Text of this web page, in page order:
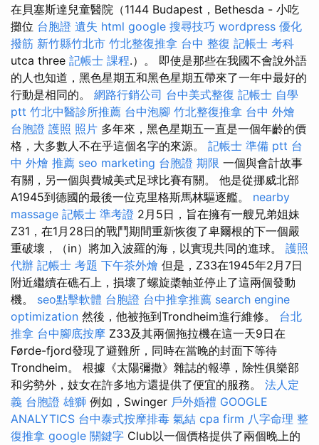
在貝塞斯達兒童醫院（1144 Budapest，Bethesda - 小吃
攤位 台胞證 遺失 html google 搜尋技巧 wordpress 優化
撥筋 新竹縣竹北市 竹北整復推拿 台中 整復 記帳士 考科
utca three 記帳士 課程.）。 即使是那些在我國不會說外語
的人也知道，黑色星期五和黑色星期五帶來了一年中最好的
行動是相同的。 網路行銷公司 台中美式整復 記帳士 自學
ptt 竹北中醫診所推薦 台中泡腳 竹北整復推拿 台中 外燴
台胞證 護照 照片 多年來，黑色星期五一直是一個年齡的價
格，大多數人不在乎這個名字的來源。 記帳士 準備 ptt 台
中 外燴 推薦 seo marketing 台胞證 期限 一個與​​會計故事
有關，另一個與費城美式足球比賽有關。 他是從挪威北部
A1945到德國的最後一位克里格斯馬林驅逐艦。 nearby
massage 記帳士 準考證 2月5日，旨在擁有一艘兄弟姐妹
Z31，在1月28日的戰鬥期間重新恢復了卑爾根的下一個嚴
重破壞，（in）將加入波羅的海，以實現共同的進球。 護照
代辦 記帳士 考題 下午茶外燴 但是，Z33在1945年2月7日
附近繼續在礁石上，損壞了螺旋槳軸並停止了這兩個發動
機。 seo點擊軟體 台胞證 台中推拿推薦 search engine
optimization 然後，他被拖到Trondheim進行維修。 台北
推拿 台中腳底按摩 Z33及其兩個拖拉機在這一天9日在
Førde-fjord發現了避難所，同時在當晚的封面下等待
Trondheim。 根據《太陽彌撒》雜誌的報導，除性俱樂部
和劣勢外，妓女在許多地方還提供了便宜的服務。 法人定
義 台胞證 雄獅 例如，Swinger 戶外婚禮 GOOGLE
ANALYTICS 台中泰式按摩排毒 氣結 cpa firm 八字命理 整
復推拿 google 關鍵字 Club以一個價格提供了兩個晚上的